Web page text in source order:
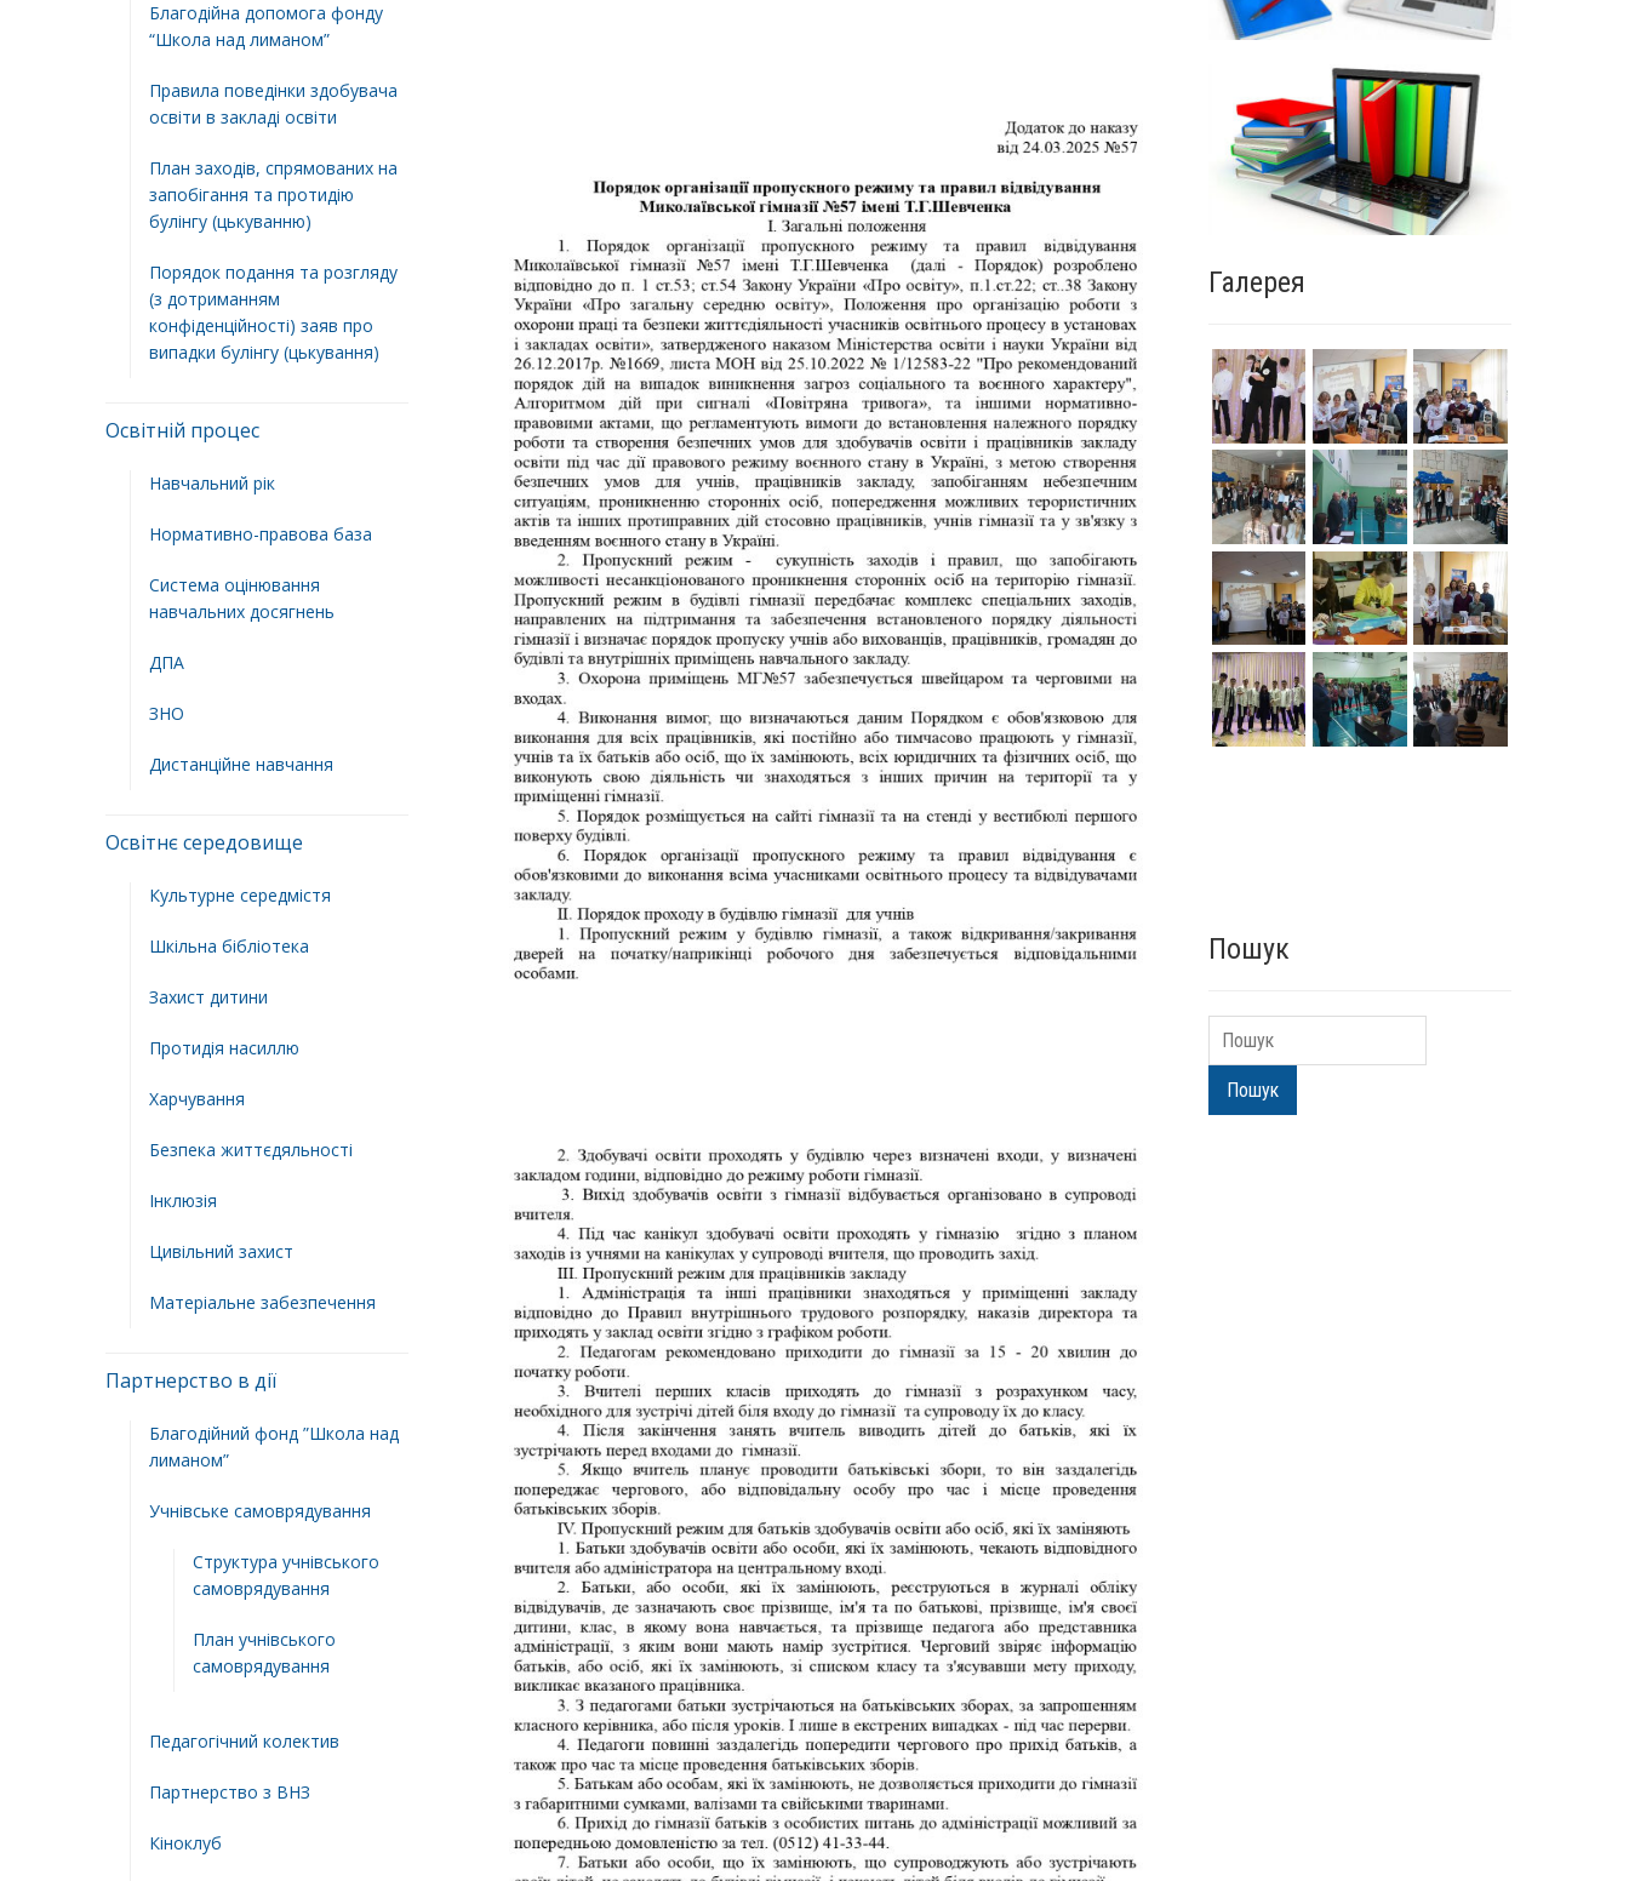
Благодійна допомога фонду
“Школа над лиманом”
Правила поведінки здобувача
освіти в закладі освіти
План заходів, спрямованих на
запобігання та протидію
булінгу (цькуванню)
Порядок подання та розгляду
(з дотриманням
конфіденційності) заяв про
випадки булінгу (цькування)
Освітній процес
Навчальний рік
Нормативно-правова база
Система оцінювання
навчальних досягнень
ДПА
ЗНО
Дистанційне навчання
Освітнє середовище
Культурне середмістя
Шкільна бібліотека
Захист дитини
Протидія насиллю
Харчування
Безпека життєдяльності
Інклюзія
Цивільний захист
Матеріальне забезпечення
Партнерство в дії
Благодійний фонд ”Школа над
лиманом”
Учнівське самоврядування
Структура учнiвського
самоврядування
План учнiвського
самоврядування
Педагогічний колектив
Партнерство з ВНЗ
Кіноклуб
Галерея
Пошук
Пошук
Пошук